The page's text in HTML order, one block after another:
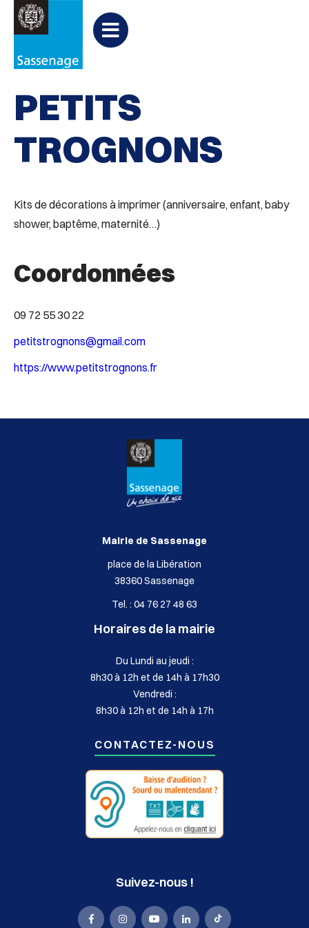
Aller à la recherche
PARTAGER 
Partager
sur
PETITS
TROGNONS
Kits de décorations à imprimer (anniversaire, enfant, baby
shower, baptême, maternité…)
Coordonnées
09 72 55 30 22
petitstrognons@gmail.com
https://www.petitstrognons.fr
Mairie de Sassenage
place de la Libération
38360 Sassenage
Tel. : 04 76 27 48 63
Horaires de la mairie
Du Lundi au jeudi :
8h30 à 12h et de 14h à 17h30
Vendredi :
8h30 à 12h et de 14h à 17h
CONTACTEZ-NOUS
Suivez-nous !
La La La La La